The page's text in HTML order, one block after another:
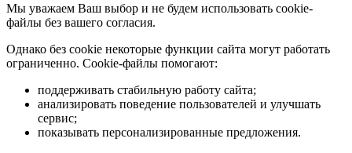
Мы уважаем Ваш выбор и не будем использовать cookie-
файлы без вашего согласия.
Однако без cookie некоторые функции сайта могут работать
ограниченно. Cookie-файлы помогают:
поддерживать стабильную работу сайта;
анализировать поведение пользователей и улучшать
сервис;
показывать персонализированные предложения.